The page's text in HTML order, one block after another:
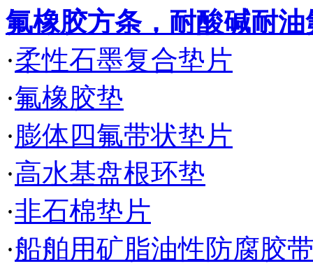
氟橡胶方条，耐酸碱耐油
·柔性石墨复合垫片
·氟橡胶垫
·膨体四氟带状垫片
·高水基盘根环垫
·非石棉垫片
·船舶用矿脂油性防腐胶